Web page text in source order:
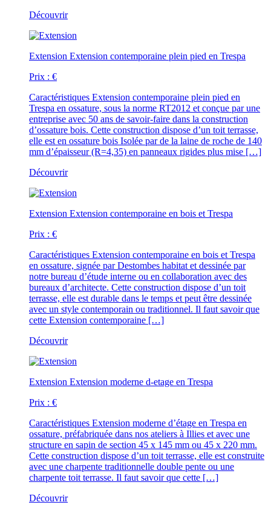
Découvrir
Extension Extension contemporaine plein pied en Trespa
Prix : €
Caractéristiques Extension contemporaine plein pied en
Trespa en ossature, sous la norme RT2012 et conçue par une
entreprise avec 50 ans de savoir-faire dans la construction
d’ossature bois. Cette construction dispose d’un toit terrasse,
elle est en ossature bois Isolée par de la laine de roche de 140
mm d’épaisseur (R=4,35) en panneaux rigides plus mise […]
Découvrir
Extension Extension contemporaine en bois et Trespa
Prix : €
Caractéristiques Extension contemporaine en bois et Trespa
en ossature, signée par Destombes habitat et dessinée par
notre bureau d’étude interne ou en collaboration avec des
bureaux d’architecte. Cette construction dispose d’un toit
terrasse, elle est durable dans le temps et peut être dessinée
avec un style contemporain ou traditionnel. Il faut savoir que
cette Extension contemporaine […]
Découvrir
Extension Extension moderne d-etage en Trespa
Prix : €
Caractéristiques Extension moderne d’étage en Trespa en
ossature, préfabriquée dans nos ateliers à Illies et avec une
structure en sapin de section 45 x 145 mm ou 45 x 220 mm.
Cette construction dispose d’un toit terrasse, elle est construite
avec une charpente traditionnelle double pente ou une
charpente toit terrasse. Il faut savoir que cette […]
Découvrir